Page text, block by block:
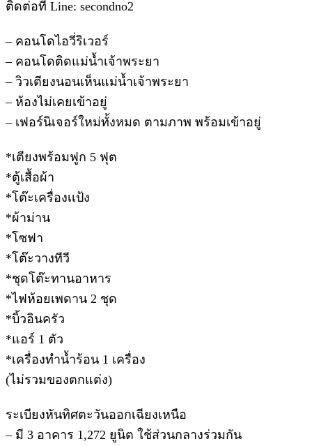
ติดต่อที่ Line: secondno2
– คอนโดไอวี่ริเวอร์
– คอนโดติดแม่น้ำเจ้าพระยา
– วิวเตียงนอนเห็นแม่น้ำเจ้าพระยา
– ห้องไม่เคยเข้าอยู่
– เฟอร์นิเจอร์ใหม่ทั้งหมด ตามภาพ พร้อมเข้าอยู่
*เตียงพร้อมฟูก 5 ฟุต
*ตู้เสื้อผ้า
*โต๊ะเครื่องเเป้ง
*ผ้าม่าน
*โซฟา
*โต๊ะวางทีวี
*ชุดโต๊ะทานอาหาร
*ไฟห้อยเพดาน 2 ชุด
*บิ้วอินครัว
*แอร์ 1 ตัว
*เครื่องทำน้ำร้อน 1 เครื่อง
(ไม่รวมของตกแต่ง)
ระเบียงหันทิศตะวันออกเฉียงเหนือ
– มี 3 อาคาร 1,272 ยูนิต ใช้ส่วนกลางร่วมกัน